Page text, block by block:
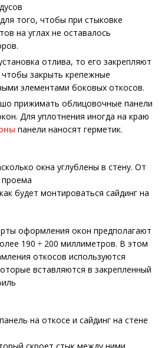
того, чтобы при стыковке
на углах не оставалось
отлива, то его закрепляют
закрыть крепежные
элементами боковых откосов.
прижимать облицовочные панели
Для уплотнения иногда на краю
панели наносят герметик.
окна углублены в стену. От
будет монтироваться сайдинг на
оформления окон предполагают
190 ÷ 200 миллиметров. В этом
откосов используются
вставляются в закрепленный
на откосе и сайдинг на стене